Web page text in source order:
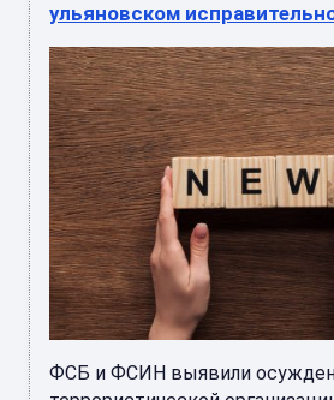
ульяновском
ФСБ и ФСИН выявили